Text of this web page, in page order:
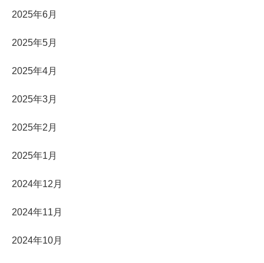
2025年6月
2025年5月
2025年4月
2025年3月
2025年2月
2025年1月
2024年12月
2024年11月
2024年10月